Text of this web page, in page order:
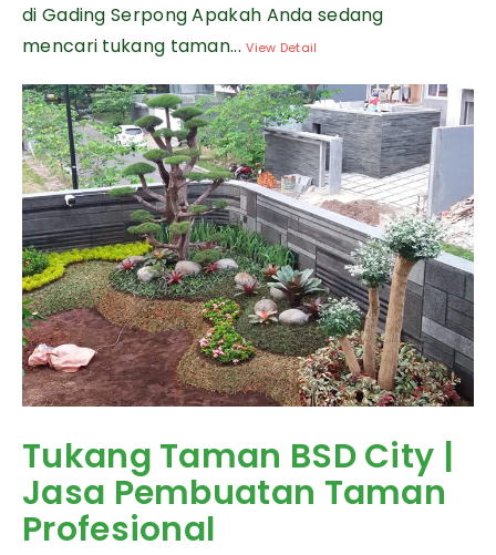
di Gading Serpong Apakah Anda sedang
mencari tukang taman...View Detail
Tukang Taman BSD City |
Jasa Pembuatan Taman
Profesional